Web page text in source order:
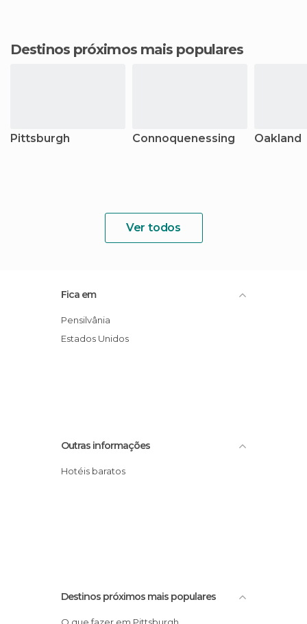
Destinos próximos mais populares
Pittsburgh Connoquenessing Oakland
Ver todos
Fica em
Pensilvânia
Estados Unidos
Outras informações
Hotéis baratos
Destinos próximos mais populares